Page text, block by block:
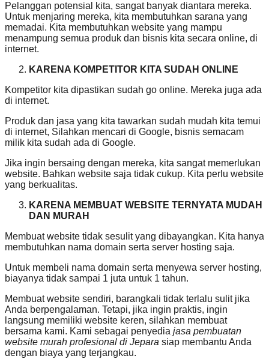
Pelanggan potensial kita, sangat banyak diantara mereka.
Untuk menjaring mereka, kita membutuhkan sarana yang
memadai. Kita membutuhkan website yang mampu
menampung semua produk dan bisnis kita secara online, di
internet.
KARENA KOMPETITOR KITA SUDAH ONLINE
Kompetitor kita dipastikan sudah go online. Mereka juga ada
di internet.
Produk dan jasa yang kita tawarkan sudah mudah kita temui
di internet, Silahkan mencari di Google, bisnis semacam
milik kita sudah ada di Google.
Jika ingin bersaing dengan mereka, kita sangat memerlukan
website. Bahkan website saja tidak cukup. Kita perlu website
yang berkualitas.
KARENA MEMBUAT WEBSITE TERNYATA MUDAH
DAN MURAH
Membuat website tidak sesulit yang dibayangkan. Kita hanya
membutuhkan nama domain serta server hosting saja.
Untuk membeli nama domain serta menyewa server hosting,
biayanya tidak sampai 1 juta untuk 1 tahun.
Membuat website sendiri, barangkali tidak terlalu sulit jika
Anda berpengalaman. Tetapi, jika ingin praktis, ingin
langsung memiliki website keren, silahkan membuat
bersama kami. Kami sebagai penyedia jasa pembuatan
website murah profesional di Jepara siap membantu Anda
dengan biaya yang terjangkau.